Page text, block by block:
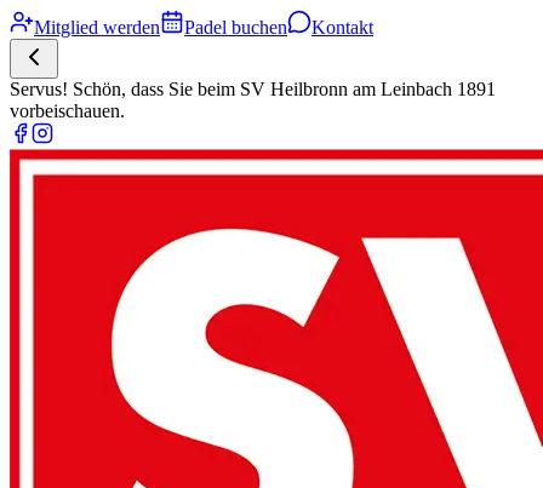
Mitglied werden Padel buchen Kontakt
Servus! Schön, dass Sie beim SV Heilbronn am Leinbach 1891
vorbeischauen.